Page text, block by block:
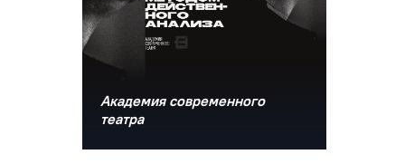
Академия современного
театра